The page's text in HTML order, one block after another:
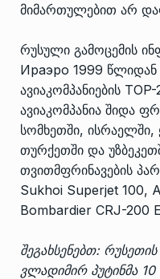
მიმართულებით არ
რუსული გამოცემის
Ираэро 1999
ავიაკომპანიების
ავიაკომპანია შიდა
სომხეთში, ისრაელში,
თურქეთში და
თვითმფრინავების
Sukhoi Superjet 100,
Bombardier CRJ-200
შეგახსენებთ:
ვლადიმირ პუტინმა